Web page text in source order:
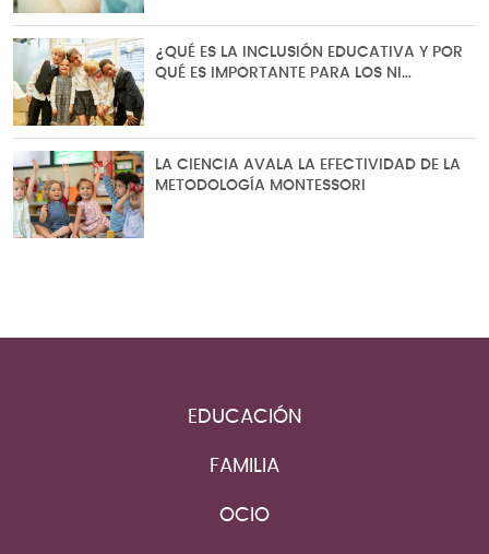
¿QUÉ ES LA INCLUSIÓN EDUCATIVA Y POR
QUÉ ES IMPORTANTE PARA LOS NI…
LA CIENCIA AVALA LA EFECTIVIDAD DE LA
METODOLOGÍA MONTESSORI
EDUCACIÓN
FAMILIA
OCIO